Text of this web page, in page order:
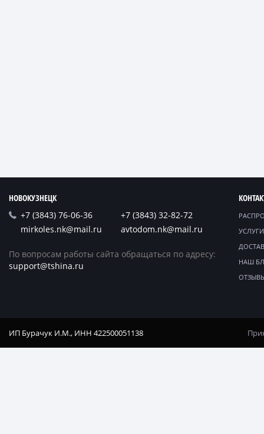
НОВОКУЗНЕЦК
+7 (3843) 76-06-36
+7 (3843) 32-82-72
mirkoles.nk@mail.ru
avtodom.nk@mail.ru
По вопросам работы сайта обращаться по адресу:
support@tshina.ru
НАШ
ИП Бурачук И.М., ИНН 422500051138